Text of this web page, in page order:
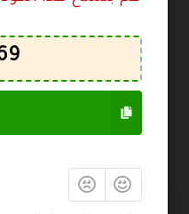
احفظ اسمي، بريدي
هذا المتصفح لاستخدامها